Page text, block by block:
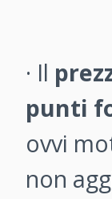
· Il
punti
ovvi
non